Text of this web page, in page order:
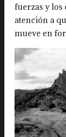
fuerzas y los
atención a
mueve en